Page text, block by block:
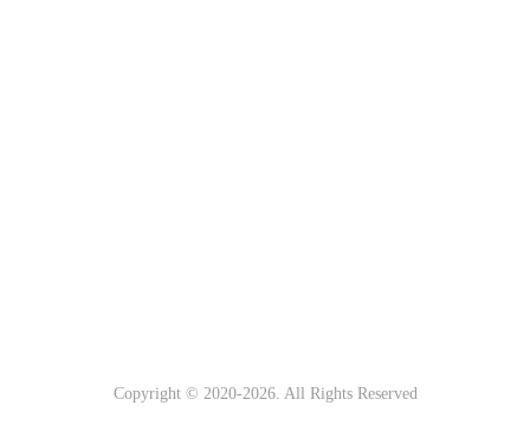
Copyright © 2020-2026. All Rights Reserved